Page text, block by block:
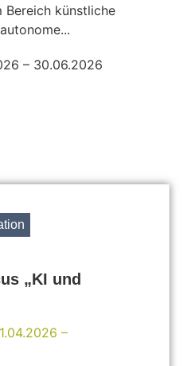
künstliche
– 30.06.2026
„KI und
–